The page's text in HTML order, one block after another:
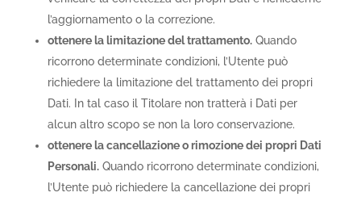
l’aggiornamento o la correzione.
ottenere la limitazione del trattamento.Quando
ricorrono determinate condizioni, l’Utente può
richiedere la limitazione del trattamento dei propri
Dati. In tal caso il Titolare non tratterà i Dati per
alcun altro scopo se non la loro conservazione.
ottenere la cancellazione o rimozione dei propri Dati
Personali.Quando ricorrono determinate condizioni,
l’Utente può richiedere la cancellazione dei propri